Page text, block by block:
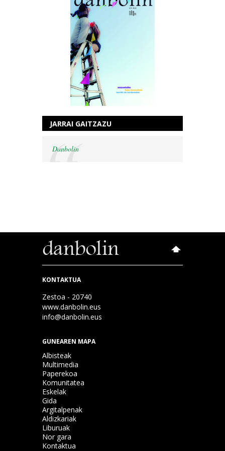
JARRAI GAITZAZU
Danbolin
KONTAKTUA
Zestoa - 20740
www.danbolin.eus
info@danbolin.eus
GUNEAREN MAPA
Albisteak
Multimedia
Paperekoa
Komunitatea
Eskelak
Gida
Argitalpenak
Aldizkariak
Liburuak
Nor gara
Kontaktua